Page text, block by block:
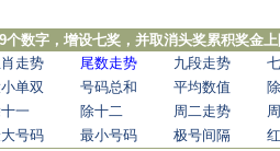
个数字，增设七奖，并取消头奖累积奖金
走势 尾数走势 九段走势
单双 号码总和 平均数值
一 除十二 周二走势
号码 最小号码 极号间隔